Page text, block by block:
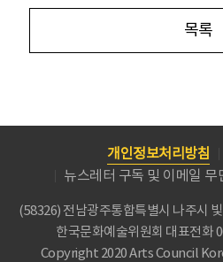
목록
개인정보처리방침
뉴스레터 구독 및 이메일 무
(58326) 전남광주통합특별시 나주시
한국문화예술위원회 대표전화
Copyright 2020 Arts Council